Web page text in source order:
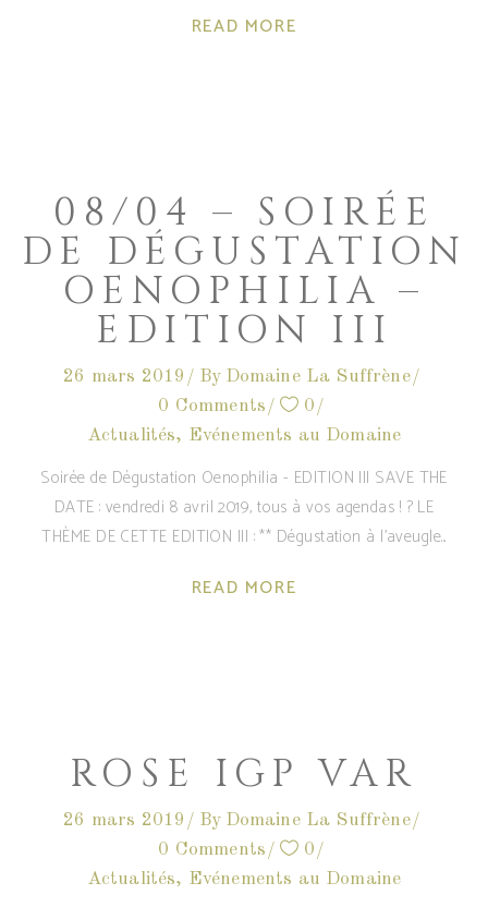
READ MORE
08/04 – SOIRÉE
DE DÉGUSTATION
OENOPHILIA –
EDITION III
26 mars 2019 By Domaine La Suffrène
0 Comments
0
Actualités, Evénements au Domaine
Soirée de Dégustation Oenophilia - EDITION III SAVE THE
DATE : vendredi 8 avril 2019, tous à vos agendas ! ? LE
THÈME DE CETTE EDITION III : ** Dégustation à l'aveugle
READ MORE
ROSE IGP VAR
26 mars 2019 By Domaine La Suffrène
0 Comments
0
Actualités, Evénements au Domaine